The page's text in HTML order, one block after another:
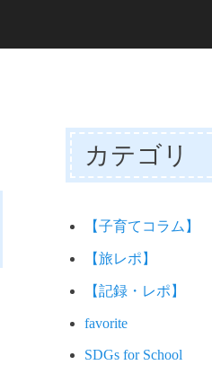
カテゴリ
【子育てコラム】
【旅レポ】
【記録・レポ】
favorite
SDGs for School